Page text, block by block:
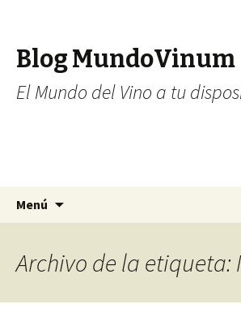
Blog MundoVinum
El Mundo del Vino a tu
Menú
Archivo de la etiqueta: